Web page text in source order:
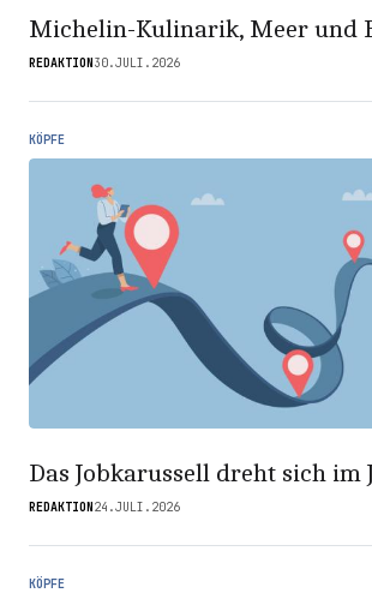
Michelin-Kulinarik, Meer und
REDAKTION30.JULI.2026
KÖPFE
Das Jobkarussell dreht sich im
REDAKTION24.JULI.2026
KÖPFE